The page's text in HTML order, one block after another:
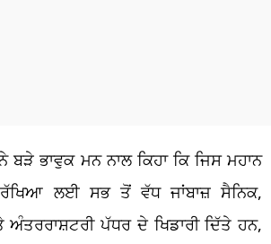
ਬੜੇ ਭਾਵੁਕ ਮਨ ਨਾਲ ਕਿਹਾ ਕਿ ਜਿਸ ਮਹਾਨ
ਲਈ ਸਭ ਤੋਂ ਵੱਧ ਜਾਂਬਾਜ਼ ਸੈਨਿਕ,
ਪੱਧਰ ਦੇ ਖਿਡਾਰੀ ਦਿੱਤੇ ਹਨ,